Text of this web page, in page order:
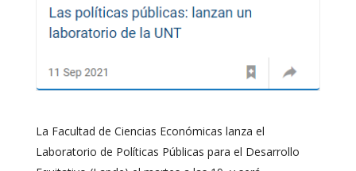
La Facultad de Ciencias Económicas lanza el
Laboratorio de Políticas Públicas para el Desarrollo